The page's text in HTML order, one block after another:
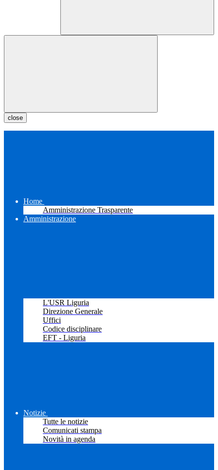
close
Home
Amministrazione Trasparente
Amministrazione
L'USR Liguria
Direzione Generale
Uffici
Codice disciplinare
EFT - Liguria
Notizie
Tutte le notizie
Comunicati stampa
Novità in agenda